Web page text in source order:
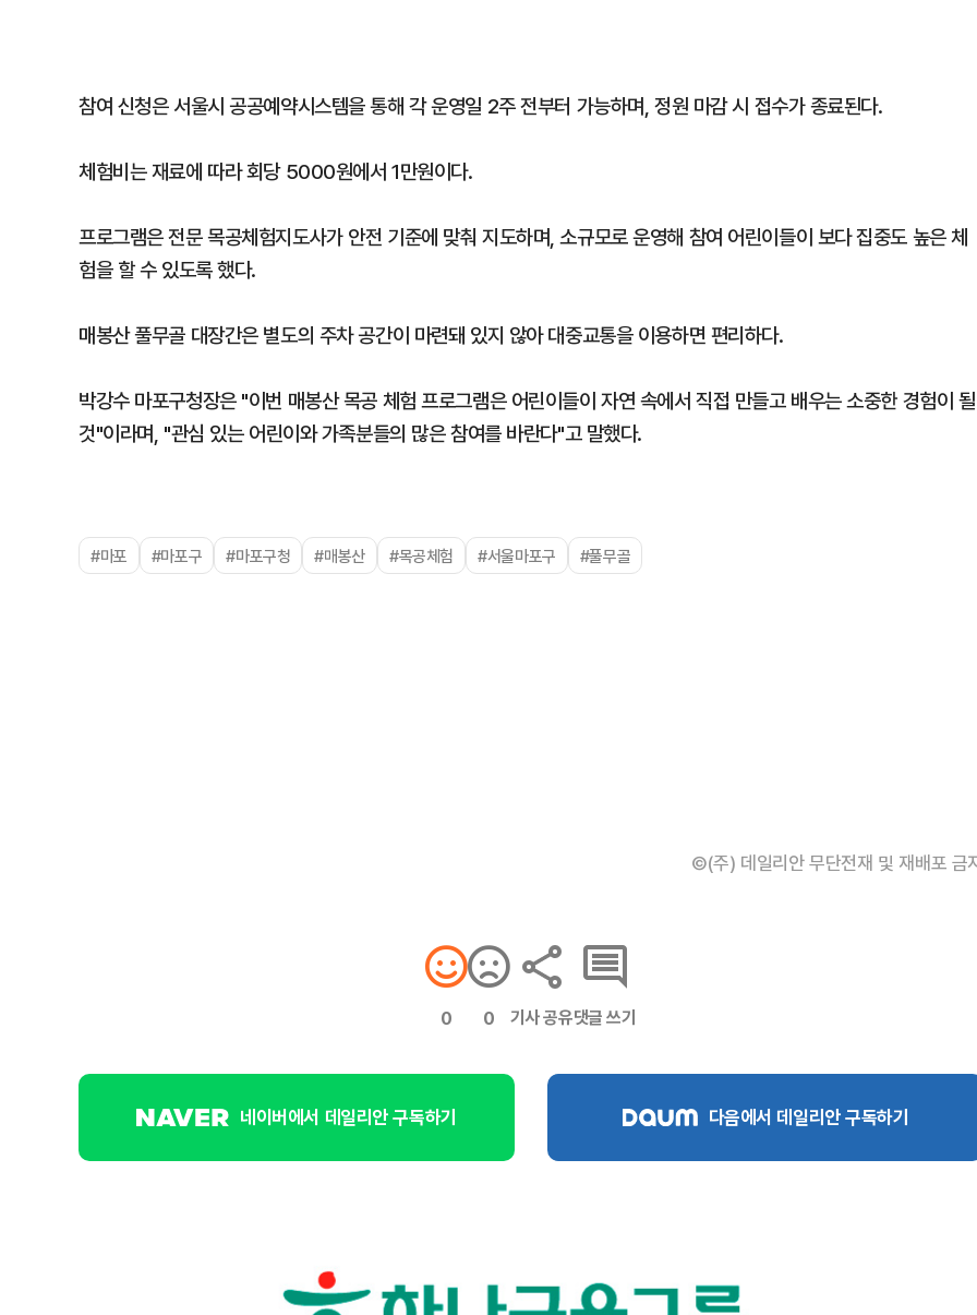
참여 신청은 서울시 공공예약시스템을 통해 각 운영일 2주 전부터 가능하며, 정원 마감 시 접수가 종료된다.
체험비는 재료에 따라 회당 5000원에서 1만원이다.
프로그램은 전문 목공체험지도사가 안전 기준에 맞춰 지도하며, 소규모로 운영해 참여 어린이들이 보다 집중도 높은 체
험을 할 수 있도록 했다.
매봉산 풀무골 대장간은 별도의 주차 공간이 마련돼 있지 않아 대중교통을 이용하면 편리하다.
박강수 마포구청장은 "이번 매봉산 목공 체험 프로그램은 어린이들이 자연 속에서 직접 만들고 배우는 소중한 경험이 될
것"이라며, "관심 있는 어린이와 가족분들의 많은 참여를 바란다"고 말했다.
#마포 #마포구 #마포구청 #매봉산 #목공체험 #서울마포구 #풀무골
©(주) 데일리안 무단전재 및 재배포 금
0 0 기사 공유댓글 쓰기
네이버에서 데일리안 구독하기 다음에서 데일리안 구독하기